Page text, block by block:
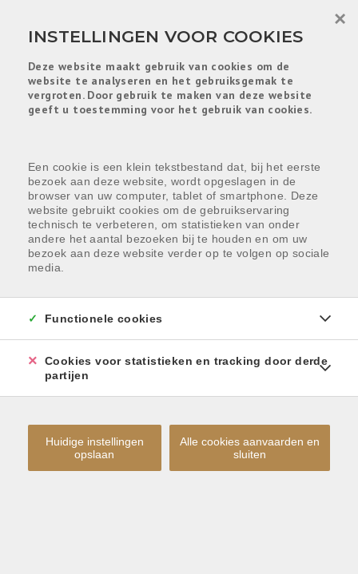
INSTELLINGEN VOOR COOKIES
Deze website maakt gebruik van cookies om de
website te analyseren en het gebruiksgemak te
vergroten. Door gebruik te maken van deze website
geeft u toestemming voor het gebruik van cookies.
Een cookie is een klein tekstbestand dat, bij het eerste
bezoek aan deze website, wordt opgeslagen in de
browser van uw computer, tablet of smartphone. Deze
website gebruikt cookies om de gebruikservaring
technisch te verbeteren, om statistieken van onder
andere het aantal bezoeken bij te houden en om uw
bezoek aan deze website verder op te volgen op sociale
media.
×
Functionele cookies
Cookies voor statistieken en tracking door derde
partijen
Huidige instellingen
opslaan
Alle cookies aanvaarden en
sluiten